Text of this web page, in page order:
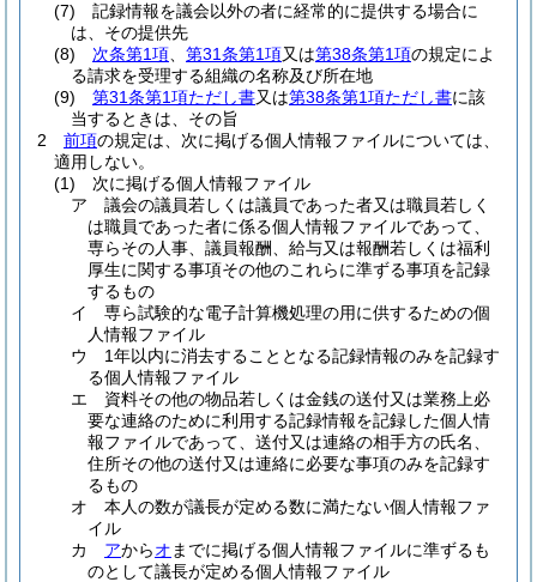
(7)
記録情報を議会以外の者に経常的に提供する場合に
は、その提供先
(8)
次条第1項 第31条第1項又は第38条第1項の規定によ
る請求を受理する組織の名称及び所在地
(9)
第31条第1項ただし書又は第38条第1項ただし書に該
当するときは、その旨
2
前項の規定は、次に掲げる個人情報ファイルについては、
適用しない。
(1)
次に掲げる個人情報ファイル
ア
議会の議員若しくは議員であった者又は職員若しく
は職員であった者に係る個人情報ファイルであって、
専らその人事、議員報酬、給与又は報酬若しくは福利
厚生に関する事項その他のこれらに準ずる事項を記録
するもの
イ
専ら試験的な電子計算機処理の用に供するための個
人情報ファイル
ウ
1年以内に消去することとなる記録情報のみを記録す
る個人情報ファイル
エ
資料その他の物品若しくは金銭の送付又は業務上必
要な連絡のために利用する記録情報を記録した個人情
報ファイルであって、送付又は連絡の相手方の氏名、
住所その他の送付又は連絡に必要な事項のみを記録す
るもの
オ
本人の数が議長が定める数に満たない個人情報ファ
イル
カ
アからオ までに掲げる個人情報ファイルに準ずるも
のとして議長が定める個人情報ファイル